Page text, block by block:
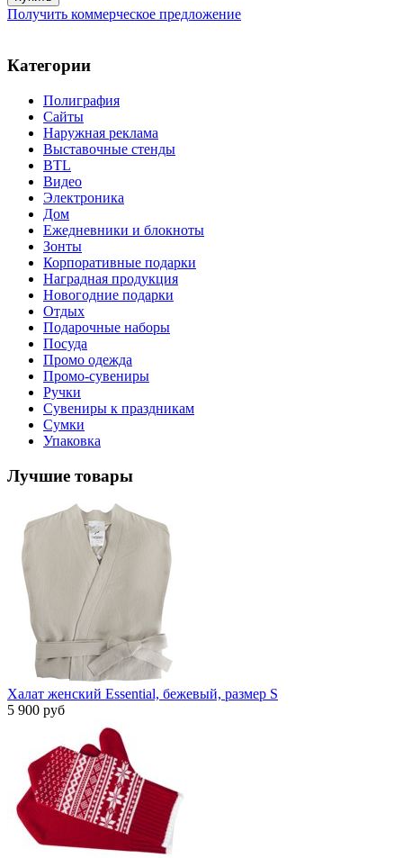
Получить коммерческое предложение
Категории
Полиграфия
Сайты
Наружная реклама
Выставочные стенды
BTL
Видео
Электроника
Дом
Ежедневники и блокноты
Зонты
Корпоративные подарки
Наградная продукция
Новогодние подарки
Отдых
Подарочные наборы
Посуда
Промо одежда
Промо-сувениры
Ручки
Сувениры к праздникам
Сумки
Упаковка
Лучшие товары
Халат женский Essential, бежевый, размер S
5 900 руб